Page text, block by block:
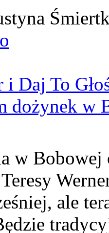
i Daj To
dożynek w
w
ale